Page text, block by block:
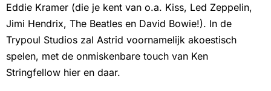
Eddie Kramer (die je kent van o.a. Kiss, Led Zeppelin,
Jimi Hendrix, The Beatles en David Bowie!). In de
Trypoul Studios zal Astrid voornamelijk akoestisch
spelen, met de onmiskenbare touch van Ken
Stringfellow hier en daar.